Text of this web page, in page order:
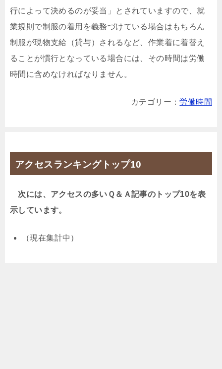
行によって決めるのが妥当」とされていますので、就
業規則で制服の着用を義務づけている場合はもちろん
制服が現物支給（貸与）されるなど、作業着に着替え
ることが慣行となっている場合には、その時間は労働
時間に含めなければなりません。
カテゴリー：労働時間
アクセスランキングトップ10
次には、アクセスの多いＱ＆Ａ記事のトップ10を表
示しています。
（現在集計中）